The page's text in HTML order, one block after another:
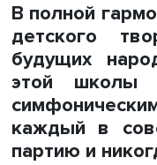
В полной
детского
будущих
этой школы
каждый в
партию и